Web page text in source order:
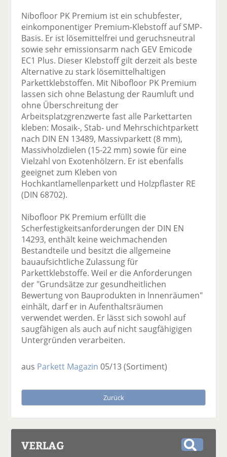
Nibofloor PK Premium ist ein schubfester,
einkomponentiger Premium-Klebstoff auf SMP-
Basis. Er ist lösemittelfrei und geruchsneutral
sowie sehr emissionsarm nach GEV Emicode
EC1 Plus. Dieser Klebstoff gilt derzeit als beste
Alternative zu stark lösemittelhaltigen
Parkettklebstoffen. Mit Nibofloor PK Premium
lassen sich ohne Belastung der Raumluft und
ohne Überschreitung der
Arbeitsplatzgrenzwerte fast alle Parkettarten
kleben: Mosaik-, Stab- und Mehrschichtparkett
nach DIN EN 13489, Massivparkett (8 mm),
Massivholzdielen (15-22 mm) sowie für eine
Vielzahl von Exotenhölzern. Er ist ebenfalls
geeignet zum Kleben von
Hochkantlamellenparkett und Holzpflaster RE
(DIN 68702).
Nibofloor PK Premium erfüllt die
Scherfestigkeitsanforderungen der DIN EN
14293, enthält keine weichmachenden
Bestandteile und besitzt die allgemeine
bauaufsichtliche Zulassung für
Parkettklebstoffe. Weil er die Anforderungen
der "Grundsätze zur gesundheitlichen
Bewertung von Bauprodukten in lnnenräumen"
einhält, darf er in Aufenthaltsräumen
verwendet werden. Er lässt sich sowohl auf
saugfähigen als auch auf nicht saugfähigigen
Untergründen verarbeiten.
aus Parkett Magazin 05/13(Sortiment)
Zurück
VERLAG